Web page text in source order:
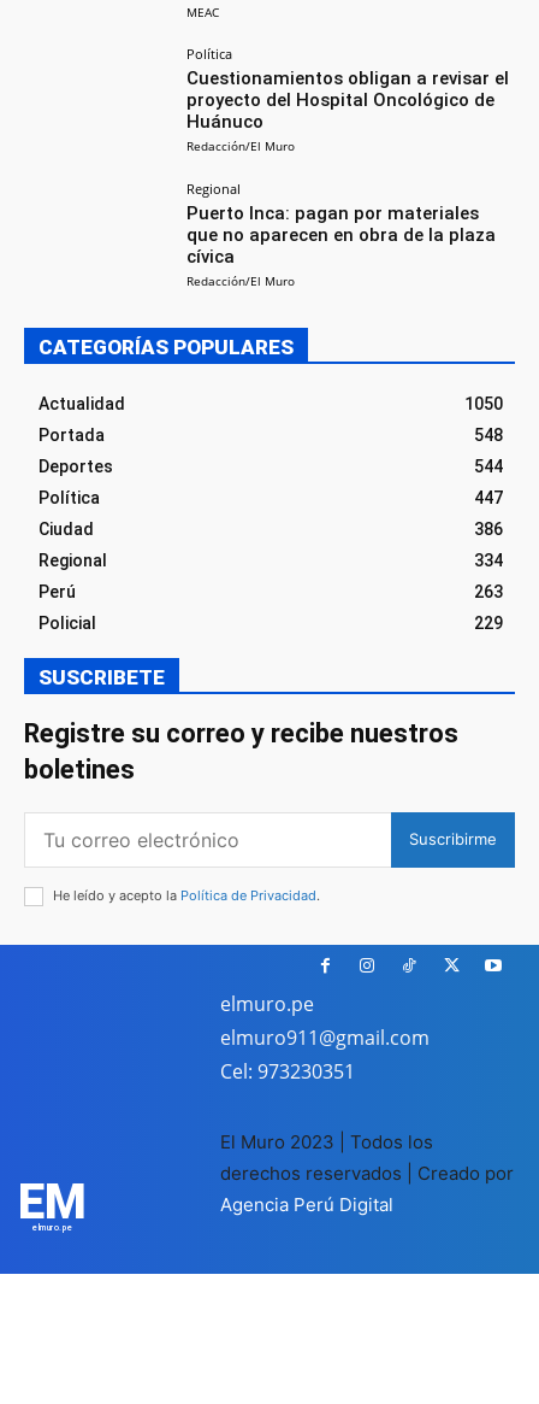
MEAC
Política
Cuestionamientos obligan a revisar el
proyecto del Hospital Oncológico de
Huánuco
Redacción/El Muro
Regional
Puerto Inca: pagan por materiales
que no aparecen en obra de la plaza
cívica
Redacción/El Muro
CATEGORÍAS POPULARES
Actualidad
1050
Portada
548
Deportes
544
Política
447
Ciudad
386
Regional
334
Perú
263
Policial
229
SUSCRIBETE
Registre su correo y recibe nuestros
boletines
Suscribirme
He leído y acepto la Política de Privacidad.
EM
elmuro.pe
elmuro.pe
elmuro911@gmail.com
Cel: 973230351
El Muro 2023 | Todos los
derechos reservados | Creado por
Agencia Perú Digital